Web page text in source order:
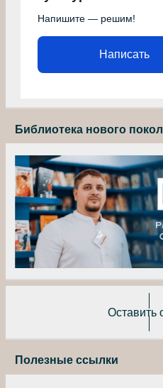
Напишите — решим!
Написать
Библиотека нового
Оставить
Полезные ссылки